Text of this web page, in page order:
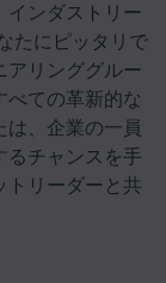
インダストリー
たにピッタリで
アリンググルー
べての革新的な
は、企業の一員
るチャンスを手
トリーダーと共